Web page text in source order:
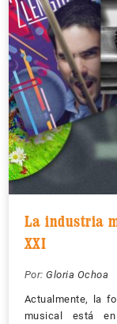
La industria
XXI
Por: Gloria Ochoa
Actualmente, la
musical está